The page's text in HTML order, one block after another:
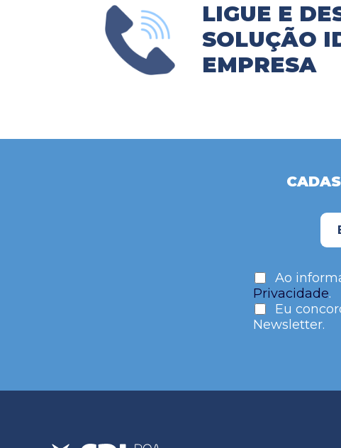
LIGUE E
SOLUÇÃO
EMPRESA
Ao
Privacidade.
Eu
Newsletter.
field